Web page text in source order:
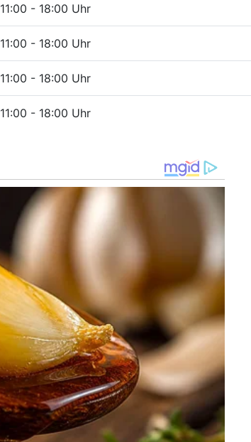
11:00 - 18:00 Uhr
11:00 - 18:00 Uhr
11:00 - 18:00 Uhr
11:00 - 18:00 Uhr